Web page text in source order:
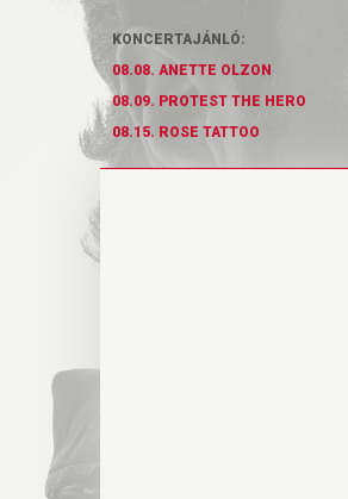
KONCERTAJÁNLÓ:
08.08. ANETTE OLZON
08.09. PROTEST THE HERO
08.15. ROSE TATTOO